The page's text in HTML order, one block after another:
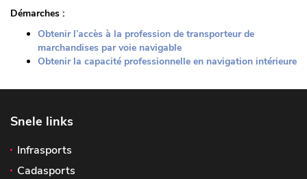
Démarches :
Obtenir l’accès à la profession de transporteur de
marchandises par voie navigable
Obtenir la capacité professionnelle en navigation intérieure
Snele links
Infrasports
Cadasports